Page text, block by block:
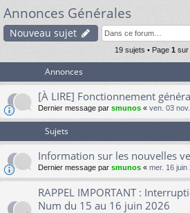
ra
pi
m
s
Annonces Générales
Nouveau sujet
19 sujets • Page 1 sur
Annonces
[À LIRE] Fonctionnement
Dernier message par smunos « ven. 03
Sujets
Information sur les nouvelles
Dernier message par smunos « mer. 16 juin
RAPPEL IMPORTANT :
Num du 15 au 16 juin 2026